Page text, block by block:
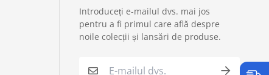
Introduceți e-mailul dvs. mai jos
pentru a fi primul care află despre
noile colecții și lansări de produse.
Service si garantii